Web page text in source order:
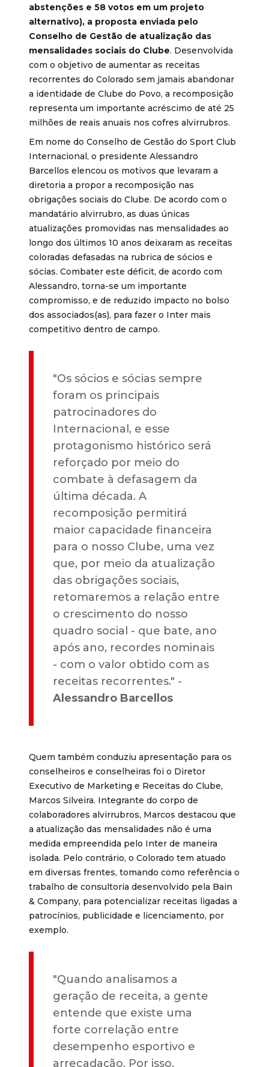
abstenções e 58 votos em um projeto
alternativo), a proposta enviada pelo
Conselho de Gestão de atualização das
mensalidades sociais do Clube. Desenvolvida
com o objetivo de aumentar as receitas
recorrentes do Colorado sem jamais abandonar
a identidade de Clube do Povo, a recomposição
representa um importante acréscimo de até 25
milhões de reais anuais nos cofres alvirrubros.
Em nome do Conselho de Gestão do Sport Club
Internacional, o presidente Alessandro
Barcellos elencou os motivos que levaram a
diretoria a propor a recomposição nas
obrigações sociais do Clube. De acordo com o
mandatário alvirrubro, as duas únicas
atualizações promovidas nas mensalidades ao
longo dos últimos 10 anos deixaram as receitas
coloradas defasadas na rubrica de sócios e
sócias. Combater este déficit, de acordo com
Alessandro, torna-se um importante
compromisso, e de reduzido impacto no bolso
dos associados(as), para fazer o Inter mais
competitivo dentro de campo.
"Os sócios e sócias sempre
foram os principais
patrocinadores do
Internacional, e esse
protagonismo histórico será
reforçado por meio do
combate à defasagem da
última década. A
recomposição permitirá
maior capacidade financeira
para o nosso Clube, uma vez
que, por meio da atualização
das obrigações sociais,
retomaremos a relação entre
o crescimento do nosso
quadro social - que bate, ano
após ano, recordes nominais
- com o valor obtido com as
receitas recorrentes." -
Alessandro Barcellos
Quem também conduziu apresentação para os
conselheiros e conselheiras foi o Diretor
Executivo de Marketing e Receitas do Clube,
Marcos Silveira. Integrante do corpo de
colaboradores alvirrubros, Marcos destacou que
a atualização das mensalidades não é uma
medida empreendida pelo Inter de maneira
isolada. Pelo contrário, o Colorado tem atuado
em diversas frentes, tomando como referência o
trabalho de consultoria desenvolvido pela Bain
& Company, para potencializar receitas ligadas a
patrocínios, publicidade e licenciamento, por
exemplo.
"Quando analisamos a
geração de receita, a gente
entende que existe uma
forte correlação entre
desempenho esportivo e
arrecadação. Por isso,